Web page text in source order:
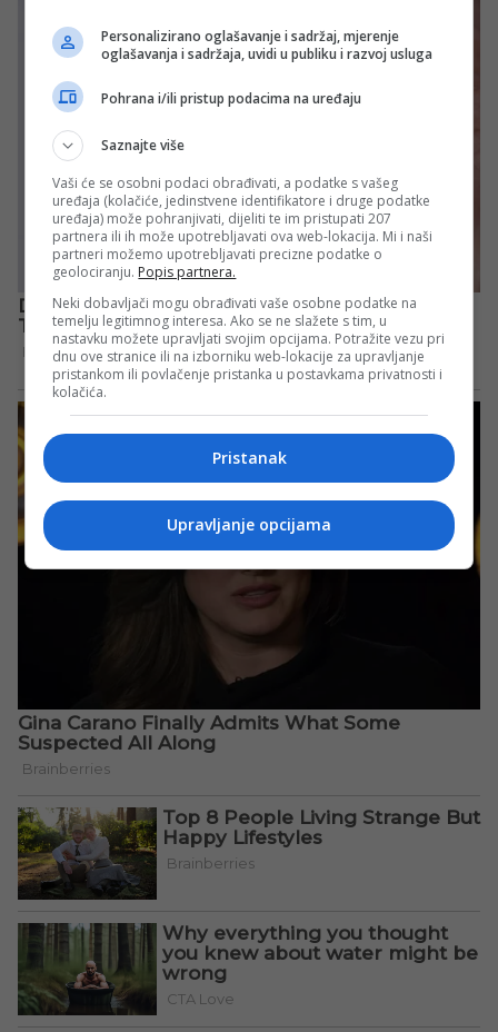
Personalizirano oglašavanje i sadržaj, mjerenje
oglašavanja i sadržaja, uvidi u publiku i razvoj usluga
Pohrana i/ili pristup podacima na uređaju
Saznajte više
Vaši će se osobni podaci obrađivati, a podatke s vašeg
uređaja (kolačiće, jedinstvene identifikatore i druge podatke
uređaja) može pohranjivati, dijeliti te im pristupati 207
partnera ili ih može upotrebljavati ova web-lokacija. Mi i naši
partneri možemo upotrebljavati precizne podatke o
geolociranju. Popis partnera.
Neki dobavljači mogu obrađivati vaše osobne podatke na
temelju legitimnog interesa. Ako se ne slažete s tim, u
nastavku možete upravljati svojim opcijama. Potražite vezu pri
dnu ove stranice ili na izborniku web-lokacije za upravljanje
pristankom ili povlačenje pristanka u postavkama privatnosti i
kolačića.
Pristanak
Upravljanje opcijama